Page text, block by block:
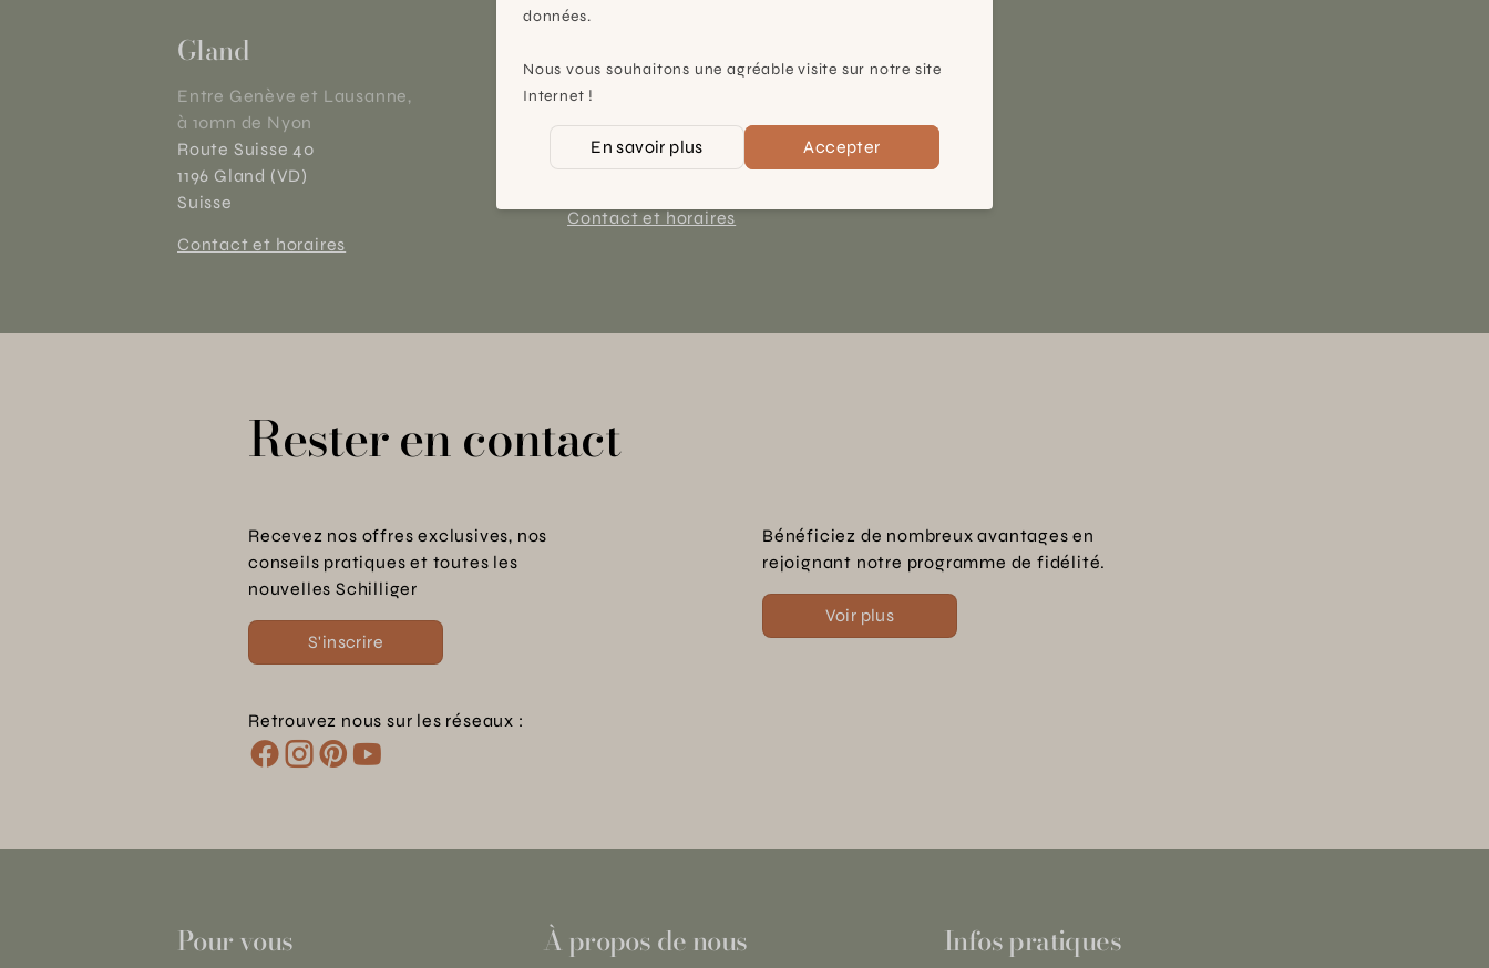
Gland
Entre Genève et Lausanne,
à 10mn de Nyon
Route Suisse 40
1196 Gland (VD)
Suisse
Contact et horaires
À 15mn du centre de Genève
Chemin des Charrotons 25
1228 Plan-les-Ouates (GE)
Suisse
Contact et horaires
Rester en contact
Recevez nos offres exclusives, nos
conseils pratiques et toutes les
nouvelles Schilliger
S'inscrire
Bénéficiez de nombreux avantages en
rejoignant notre programme de fidélité.
Voir plus
Retrouvez nous sur les réseaux :
Pour vous À propos de nous Infos pratiques
données.
Nous vous souhaitons une agréable visite sur notre site
Internet !
En savoir plus Accepter